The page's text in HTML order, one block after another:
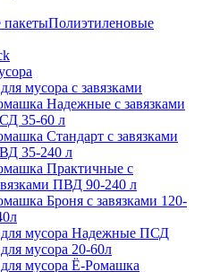
Полиэтиленовые
мусора с завязками
Надежные с завязками
35-60 л
Стандарт с завязками
35-240 л
Практичные с
ПВД 90-240 л
Броня с завязками 120-
мусора Надежные ПСД
мусора 20-60л
мусора Ё-Ромашка